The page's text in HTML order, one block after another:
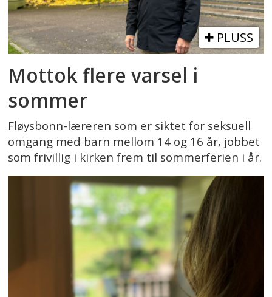
PLUSS
Mottok flere varsel i
sommer
Fløysbonn-læreren som er siktet for seksuell
omgang med barn mellom 14 og 16 år, jobbet
som frivillig i kirken frem til sommerferien i år.